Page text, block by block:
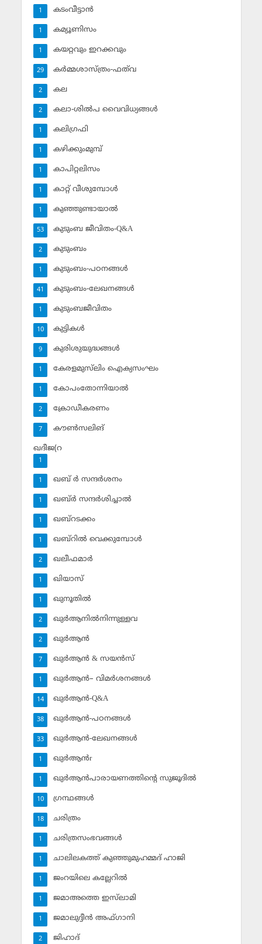
കടംവീട്ടാന്‍
1
കമ്യൂണിസം
1
കയറ്റവും ഇറക്കവും
1
കര്‍മ്മശാസ്ത്രം-ഫത്‌വ
29
കല
2
കലാ-ശില്‍പ വൈവിധ്യങ്ങള്‍
2
കലിഗ്രഫി
1
കഴിക്കുംമുമ്പ്
1
കാപിറ്റലിസം
1
കാറ്റ് വീശുമ്പോള്‍
1
കുഞ്ഞുണ്ടായാല്‍
1
കുടുംബ ജീവിതം-Q&A
53
കുടുംബം
2
കുടുംബം-പഠനങ്ങള്‍
1
കുടുംബം-ലേഖനങ്ങള്‍
41
കുടുംബജീവിതം
1
കുട്ടികള്‍
10
കുരിശുയുദ്ധങ്ങള്‍
9
കേരളമുസ്‌ലിം ഐക്യസംഘം
1
കോപംതോന്നിയാല്‍
1
ക്രോഡീകരണം
2
കൗണ്‍സലിങ്‌
7
ഖദീജ(റ
1
ഖബ് ര്‍ സന്ദര്‍ശനം
1
ഖബ്ര്‍ സന്ദര്‍ശിച്ചാല്‍
1
ഖബ്‌റടക്കം
1
ഖബ്‌റില്‍ വെക്കുമ്പോള്‍
1
ഖലീഫമാര്‍
2
ഖിയാസ്
1
ഖുനൂതില്‍
1
ഖുര്‍ആനില്‍നിന്നുള്ളവ
2
ഖുര്‍ആന്‍
2
ഖുര്‍ആന്‍ & സയന്‍സ്‌
7
ഖുര്‍ആന്‍– വിമര്‍ശനങ്ങള്‍
1
ഖുര്‍ആന്‍-Q&A
14
ഖുര്‍ആന്‍-പഠനങ്ങള്‍
38
ഖുര്‍ആന്‍-ലേഖനങ്ങള്‍
33
ഖുര്‍ആന്‍r
1
ഖുര്‍ആന്‍പാരായണത്തിന്റെ സുജൂദില്‍
1
ഗ്രന്ഥങ്ങള്‍
10
ചരിത്രം
18
ചരിത്രസംഭവങ്ങള്‍
1
ചാലിലകത്ത് കുഞ്ഞുമുഹമ്മദ് ഹാജി
1
ജംറയിലെ കല്ലേറില്‍
1
ജമാഅത്തെ ഇസ്‌ലാമി
1
ജമാലുദ്ദീന്‍ അഫ്ഗാനി
1
ജിഹാദ്‌
2